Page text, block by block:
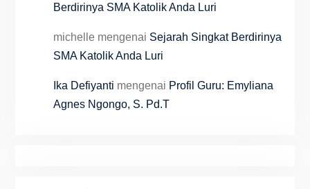
Berdirinya SMA Katolik Anda Luri
michelle mengenai Sejarah Singkat Berdirinya
SMA Katolik Anda Luri
Ika Defiyanti mengenai Profil Guru: Emyliana
Agnes Ngongo, S. Pd.T